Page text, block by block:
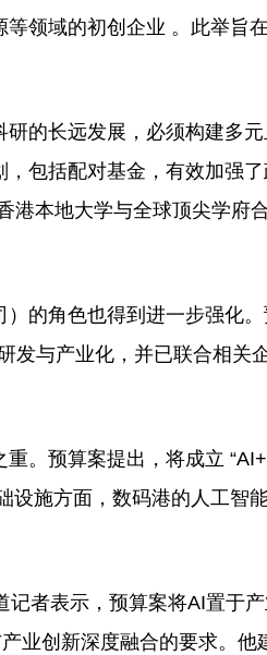
领域的初创企业 。此举旨
的长远发展，必须构建多
包括配对基金，有效加强
港本地大学与全球顶尖学府
的角色也得到进一步强化
发与产业化，并已联合相关
。预算案提出，将成立
设施方面，数码港的人工智
者表示，预算案将AI置于
业创新深度融合的要求。